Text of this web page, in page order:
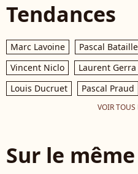
Tendances
Marc Lavoine Pascal Bataille
Vincent Niclo
Laurent Gerra
Louis Ducruet
Pascal Praud
VOIR TOUS
Sur le